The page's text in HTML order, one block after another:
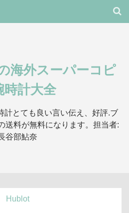
海外スーパーコピ
時計大全
計とても良い言い伝え、好評.ブ
送料が無料になります。担当者:
谷部鮎奈
Hublot